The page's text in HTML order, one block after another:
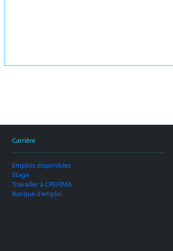
Carrière
Emplois disponibles
Stage
Travailler à CREFIMA
Banque d'emploi